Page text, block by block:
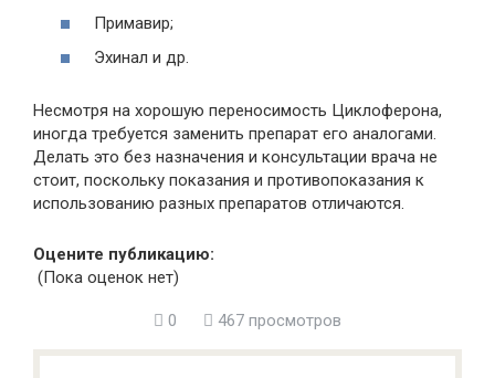
Примавир;
Эхинал и др.
Несмотря на хорошую переносимость Циклоферона,
иногда требуется заменить препарат его аналогами.
Делать это без назначения и консультации врача не
стоит, поскольку показания и противопоказания к
использованию разных препаратов отличаются.
Оцените публикацию:
(Пока оценок нет)
0 467 просмотров